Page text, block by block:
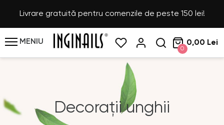
Livrare gratuită pentru comenzile de peste 150 lei!
MENIU
0
0,00 Lei
Decorații unghii